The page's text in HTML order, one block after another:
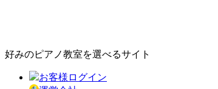
好みのピアノ教室を選べるサイト
お客様ログイン